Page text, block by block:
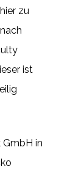
zu
ist
GmbH in